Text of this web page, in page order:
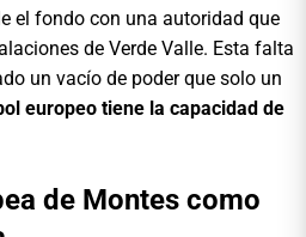
el fondo con una autoridad que
de Verde Valle. Esta falta
un vacío de poder que solo un
europeo tiene la capacidad de
de Montes como